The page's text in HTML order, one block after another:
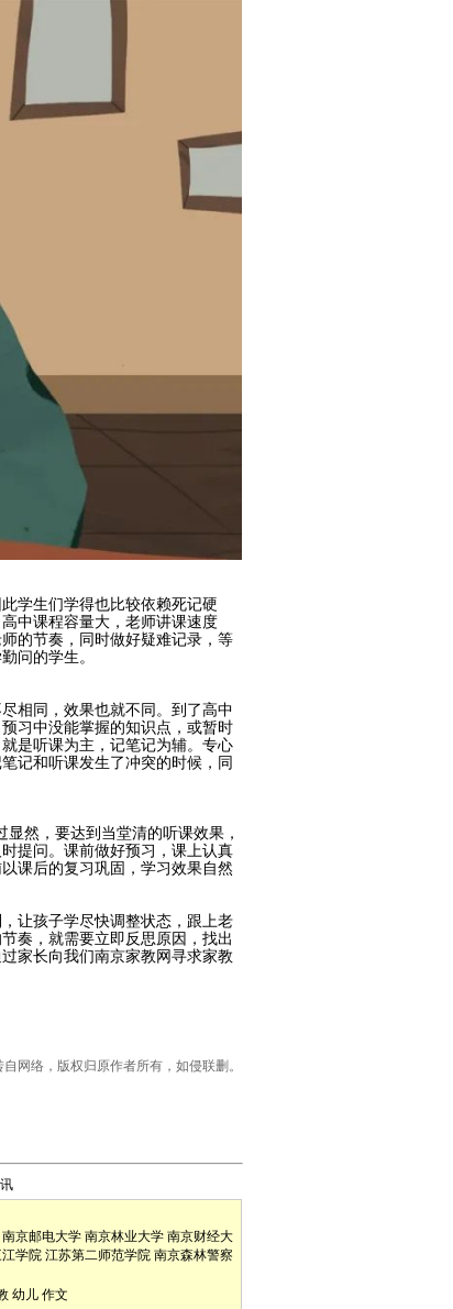
学生们学得也比较依赖死记硬
中课程容量大，老师讲课速度
的节奏，同时做好疑难记录，等
问的学生。
相同，效果也就不同。到了高中
习中没能掌握的知识点，或暂时
是听课为主，记笔记为辅。专心
记和听课发生了冲突的时候，同
然，要达到当堂清的听课效果，
提问。课前做好预习，课上认真
课后的复习巩固，学习效果自然
让孩子学尽快调整状态，跟上老
奏，就需要立即反思原因，找出
家长向我们南京家教网寻求家教
网络，版权归原作者所有，如侵联删。
南京邮电大学 南京林业大学 南京财经大
学院 江苏第二师范学院 南京森林警察
幼儿 作文